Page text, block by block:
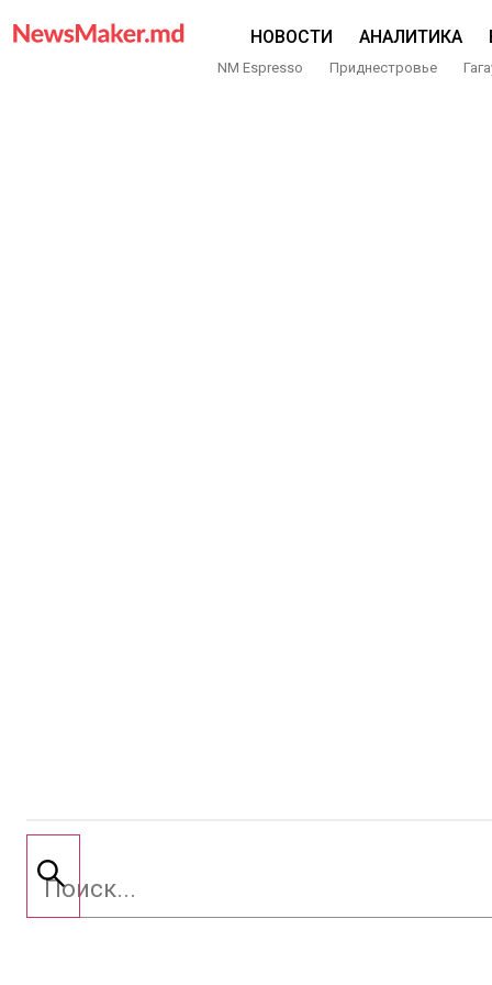
НОВОСТИ АНАЛИТИКА
NM Espresso Приднестровье